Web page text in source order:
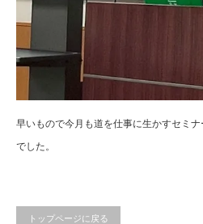
早いもので今月も道を仕事に生かすセミ
でした。
トップページに戻る